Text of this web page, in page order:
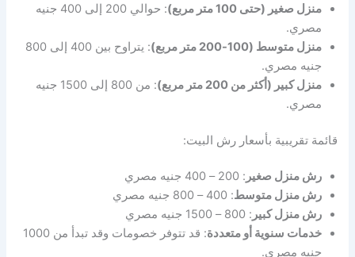
منزل صغير (حتى 100 متر مربع)
: حوالي 200 إلى 400 جنيه
مصري.
منزل متوسط (100-200 متر مربع)
: يتراوح بين 400 إلى 800
جنيه مصري.
منزل كبير (أكثر من 200 متر مربع)
: من 800 إلى 1500 جنيه
مصري.
قائمة تقريبية بأسعار رش البيت:
رش منزل صغير : 200 – 400 جنيه مصري
رش منزل متوسط: 400 – 800 جنيه مصري
رش منزل كبير : 800 – 1500 جنيه مصري
خدمات سنوية أو متعددة
: قد تتوفر خصومات وقد تبدأ من 1000
جنيه مصري.